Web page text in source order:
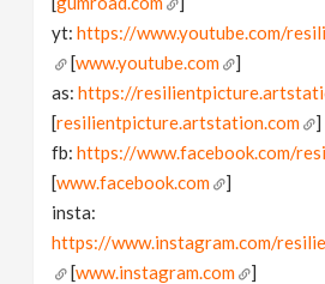
yt:https://www.youtube.com/
[www.youtube.com
]
as:https://
[resilientpicture.artstation.com
]
fb:https://www.facebook.com/
[www.facebook.com
]
insta:
https://www.instagram.com/
[www.instagram.com
]